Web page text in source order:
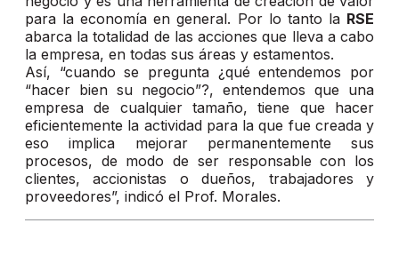
para la economía en general. Por lo tanto la RSE
abarca la totalidad de las acciones que lleva a cabo
la empresa, en todas sus áreas y estamentos.
Así, “cuando se pregunta ¿qué entendemos por
“hacer bien su negocio”?, entendemos que una
empresa de cualquier tamaño, tiene que hacer
eficientemente la actividad para la que fue creada y
eso implica mejorar permanentemente sus
procesos, de modo de ser responsable con los
clientes, accionistas o dueños, trabajadores y
proveedores”, indicó el Prof. Morales.